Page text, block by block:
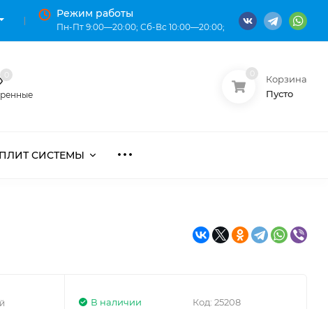
Режим работы
Пн-Пт 9:00—20:00; Сб-Вс 10:00—20:00;
Корзина
Пусто
СИСТЕМЫ
Код: 25208
В наличии